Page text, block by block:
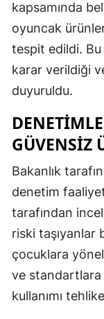
kapsamında
oyuncak
tespit edildi.
karar verildiği
duyuruldu.
GÜVENSIZ
Bakanlık
denetim
tarafından
riski taşıyanlar
çocuklara
ve standartlara
kullanımı